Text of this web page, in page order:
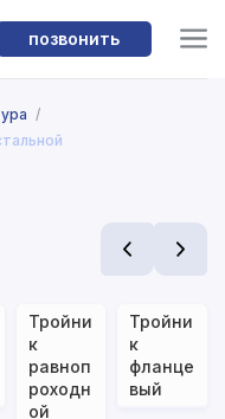
позвонить
/
Тройни
к
равноп
роходн
ой
Тройни
к
фланце
вый